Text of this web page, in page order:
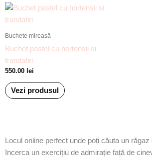
Buchete mireasă
Buchet pastel cu hortensii si
trandafiri
550.00 lei
Vezi produsul
Locul online perfect unde poți căuta un
încerca un exercițiu de admirație față de